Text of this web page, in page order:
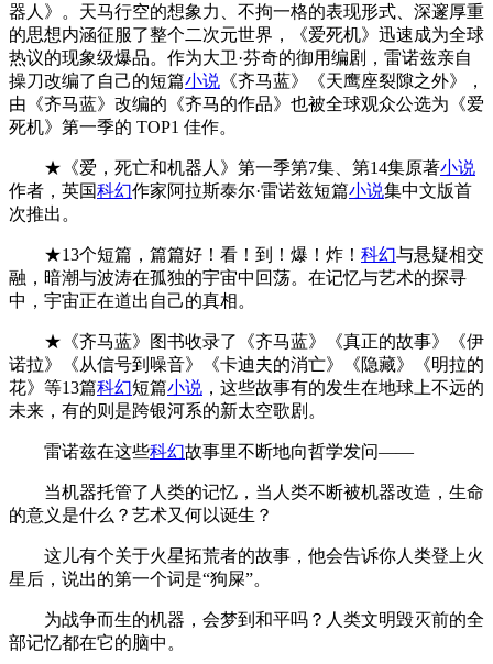
器人》。天马行空的想象力、不拘一格的表现形式、深邃厚重
的思想内涵征服了整个二次元世界，《爱死机》迅速成为全球
热议的现象级爆品。作为大卫·芬奇的御用编剧，雷诺兹亲自
操刀改编了自己的短篇小说 《齐马蓝》《天鹰座裂隙之外》，
由《齐马蓝》改编的《齐马的作品》也被全球观众公选为《爱
死机》第一季的 TOP1 佳作。
★《爱，死亡和机器人》第一季第7集、第14集原著小说
作者，英国科幻作家阿拉斯泰尔·雷诺兹短篇小说集中文版首
次推出。
★13个短篇，篇篇好！看！到！爆！炸！ 科幻与悬疑相交
融，暗潮与波涛在孤独的宇宙中回荡。在记忆与艺术的探寻
中，宇宙正在道出自己的真相。
★《齐马蓝》图书收录了《齐马蓝》《真正的故事》《伊
诺拉》《从信号到噪音》《卡迪夫的消亡》《隐藏》《明拉的
花》等13篇科幻短篇小说 ，这些故事有的发生在地球上不远的
未来，有的则是跨银河系的新太空歌剧。
雷诺兹在这些科幻故事里不断地向哲学发问——
当机器托管了人类的记忆，当人类不断被机器改造，生命
的意义是什么？艺术又何以诞生？
这儿有个关于火星拓荒者的故事，他会告诉你人类登上火
星后，说出的第一个词是“狗屎”。
为战争而生的机器，会梦到和平吗？人类文明毁灭前的全
部记忆都在它的脑中。